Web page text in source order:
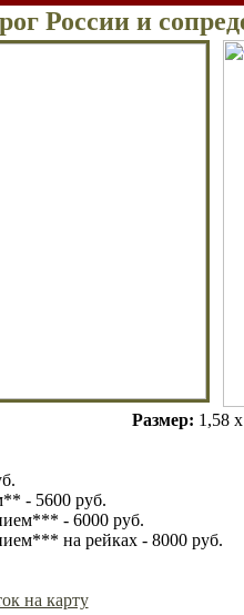
России и
Размер: 1,58
- 5600 руб.
- 6000 руб.
на рейках - 8000 руб.
на карту